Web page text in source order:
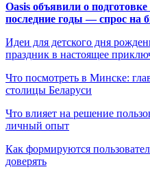
Oasis объявили о
последние годы — спрос на
Идеи для детского дня
праздник в настоящее
Что посмотреть в Минске:
столицы Беларуси
Что влияет на решение
личный опыт
Как формируются
доверять